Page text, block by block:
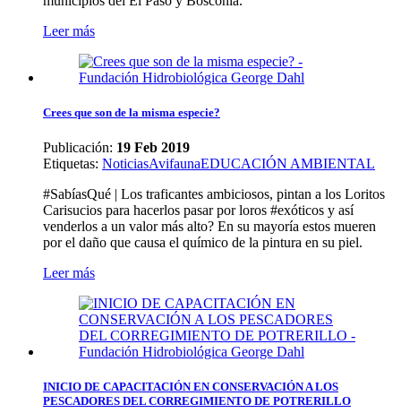
Leer más
Crees que son de la misma especie?
Publicación: 19 Feb 2019
Etiquetas: NoticiasAvifaunaEDUCACIÓN AMBIENTAL
#SabíasQué | Los traficantes ambiciosos, pintan a los Loritos
Carisucios para hacerlos pasar por loros #exóticos y así
venderlos a un valor más alto? En su mayoría estos mueren
por el daño que causa el químico de la pintura en su piel.
Leer más
INICIO DE CAPACITACIÓN EN CONSERVACIÓN A LOS
PESCADORES DEL CORREGIMIENTO DE POTRERILLO